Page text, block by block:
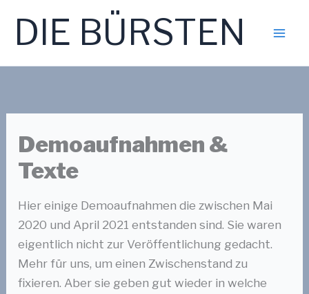
springen
DIE BÜRSTEN
Demoaufnahmen &
Texte
Hier einige Demoaufnahmen die zwischen Mai
2020 und April 2021 entstanden sind. Sie waren
eigentlich nicht zur Veröffentlichung gedacht.
Mehr für uns, um einen Zwischenstand zu
fixieren. Aber sie geben gut wieder in welche